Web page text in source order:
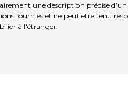
une description précise
fournies et ne peut être tenu
à l'étranger.